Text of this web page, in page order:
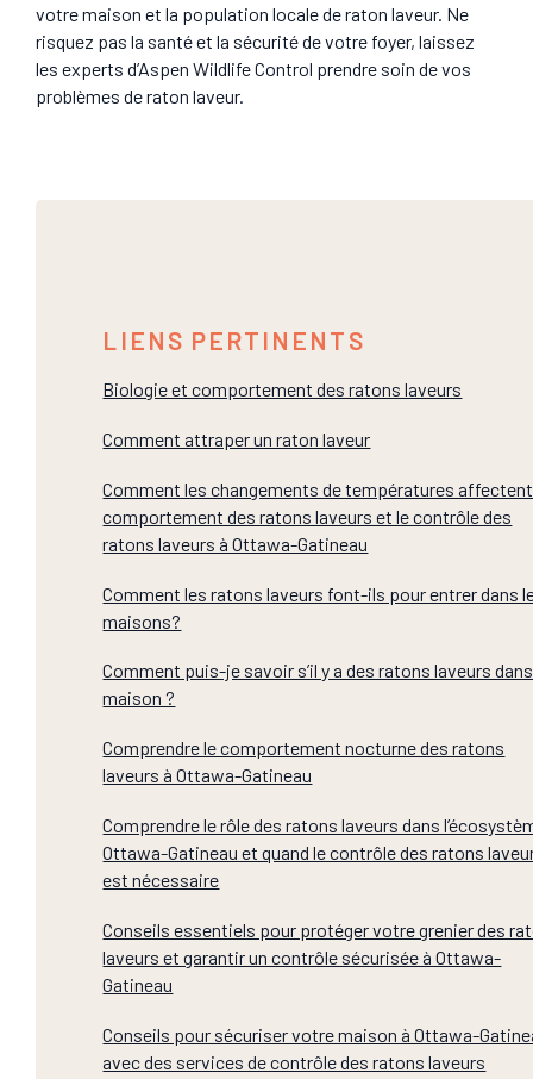
LIENS PERTINENTS
Biologie et comportement des ratons laveurs
Comment attraper un raton laveur
Comment les changements de températures
comportement des ratons laveurs et le contrôle des
ratons laveurs à Ottawa-Gatineau
Comment les ratons laveurs font-ils pour entrer dans
maisons?
Comment puis-je savoir s’il y a des ratons laveurs
maison ?
Comprendre le comportement nocturne des ratons
laveurs à Ottawa-Gatineau
Comprendre le rôle des ratons laveurs dans
Ottawa-Gatineau et quand le contrôle des ratons
est nécessaire
Conseils essentiels pour protéger votre grenier des
laveurs et garantir un contrôle sécurisée à Ottawa-
Gatineau
Conseils pour sécuriser votre maison à Ottawa-
avec des services de contrôle des ratons laveurs
votre maison et la population locale de raton laveur. Ne
risquez pas la santé et la sécurité de votre foyer, laissez
les experts d’Aspen Wildlife Control prendre soin de vos
problèmes de raton laveur.